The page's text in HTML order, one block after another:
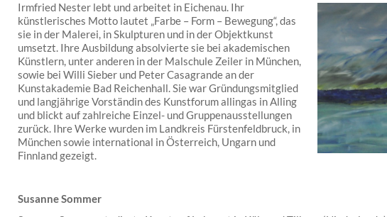
Irmfried Nester lebt und arbeitet in Eichenau. Ihr
künstlerisches Motto lautet „Farbe – Form – Bewegung“, das
sie in der Malerei, in Skulpturen und in der Objektkunst
umsetzt. Ihre Ausbildung absolvierte sie bei akademischen
Künstlern, unter anderen in der Malschule Zeiler in München,
sowie bei Willi Sieber und Peter Casagrande an der
Kunstakademie Bad Reichenhall. Sie war Gründungsmitglied
und langjährige Vorständin des Kunstforum allingas in Alling
und blickt auf zahlreiche Einzel- und Gruppenausstellungen
zurück. Ihre Werke wurden im Landkreis Fürstenfeldbruck, in
München sowie international in Österreich, Ungarn und
Finnland gezeigt.
Susanne Sommer